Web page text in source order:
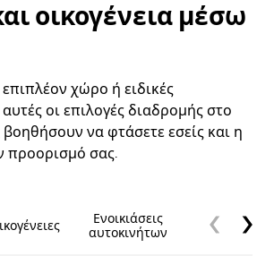
οικογένεια μέσω
χώρο ή ειδικές
οι επιλογές διαδρομής στο
να φτάσετε εσείς και η
προορισμό σας.
Ενοικιάσεις
αυτοκινήτων